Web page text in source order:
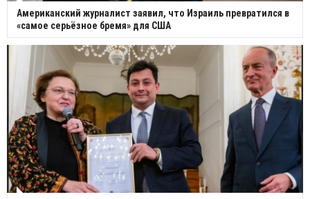
Американский журналист заявил, что Израиль превратился в
«самое серьёзное бремя» для США